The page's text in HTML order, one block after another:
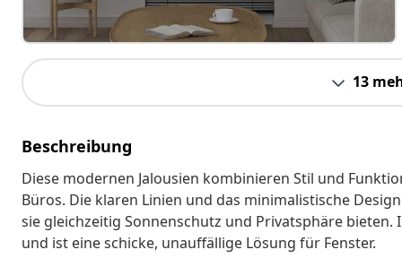
13
Beschreibung
Diese modernen Jalousien kombinieren Stil und
Büros. Die klaren Linien und das minimalistische
sie gleichzeitig Sonnenschutz und Privatsphäre
und ist eine schicke, unauffällige Lösung für Fenster.